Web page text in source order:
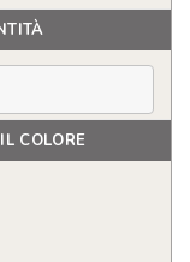
COLORE